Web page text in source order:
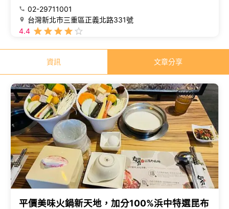
02-29711001
台灣新北市三重區正義北路331號
4.4
資訊 文章分享
平價美味火鍋新天地，加分100%浜中特選昆布